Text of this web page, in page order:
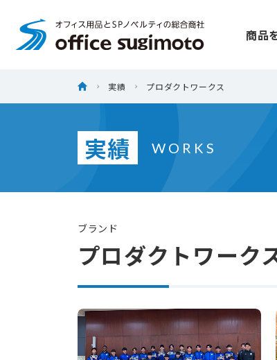
株式会社オフィススギモト 商品
ホーム
実績 プロダクトワークス
実績 WORKS
プロダクトワーク
ブランド